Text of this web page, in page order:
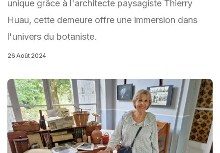
unique grâce à l'architecte paysagiste Thierry
Huau, cette demeure offre une immersion dans
l'univers du botaniste.
26 Août 2024